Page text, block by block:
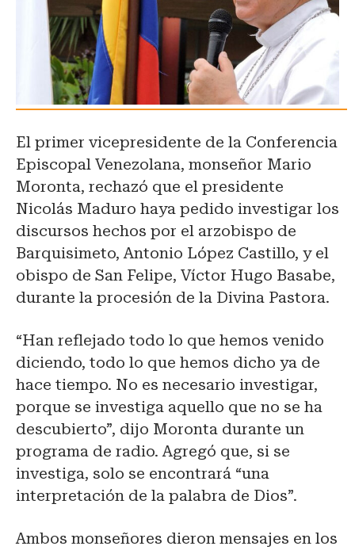
El primer vicepresidente de la Conferencia
Episcopal Venezolana, monseñor Mario
Moronta, rechazó que el presidente
Nicolás Maduro haya pedido investigar los
discursos hechos por el arzobispo de
Barquisimeto, Antonio López Castillo, y el
obispo de San Felipe, Víctor Hugo Basabe,
durante la procesión de la Divina Pastora.
“Han reflejado todo lo que hemos venido
diciendo, todo lo que hemos dicho ya de
hace tiempo. No es necesario investigar,
porque se investiga aquello que no se ha
descubierto”, dijo Moronta durante un
programa de radio. Agregó que, si se
investiga, solo se encontrará “una
interpretación de la palabra de Dios”.
Ambos monseñores dieron mensajes en los